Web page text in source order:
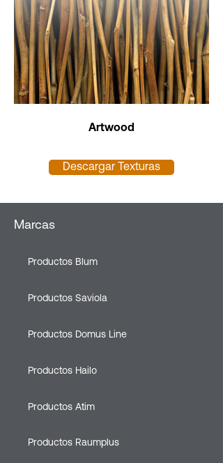
Artwood
Descargar Texturas
Marcas
Productos Blum
Productos Saviola
Productos Domus Line
Productos Hailo
Productos Atim
Productos Raumplus